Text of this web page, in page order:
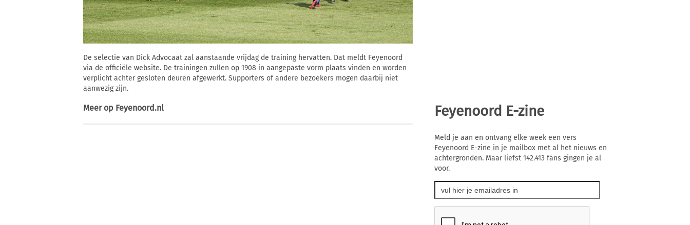
De selectie van Dick Advocaat zal aanstaande vrijdag de training hervatten. Dat meldt Feyenoord
via de officiële website. De trainingen zullen op 1908 in aangepaste vorm plaats vinden en worden
verplicht achter gesloten deuren afgewerkt. Supporters of andere bezoekers mogen daarbij niet
aanwezig zijn.
Meer op Feyenoord.nl Feyenoord E-zine
Meld je aan en ontvang elke week een vers
Feyenoord E-zine in je mailbox met al het nieuws en
achtergronden. Maar liefst 142.413 fans gingen je al
voor.